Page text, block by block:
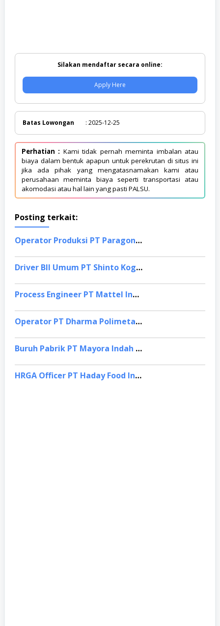
Silakan mendaftar secara online:
Apply Here
Batas Lowongan : 2025-12-25
Perhatian : Kami tidak pernah meminta imbalan atau
biaya dalam bentuk apapun untuk perekrutan di situs ini
jika ada pihak yang mengatasnamakan kami atau
perusahaan meminta biaya seperti transportasi atau
akomodasi atau hal lain yang pasti PALSU.
Posting terkait:
Operator Produksi PT Paragon Technology and Innovation, Tangerang
Driver BII Umum PT Shinto Kogyo Indonesia, Karawang
Process Engineer PT Mattel Indonesia, Bekasi
Operator PT Dharma Polimetal, Cirebon
Buruh Pabrik PT Mayora Indah Tbk, Karanganyar
HRGA Officer PT Haday Food Indonesia, Cikarang